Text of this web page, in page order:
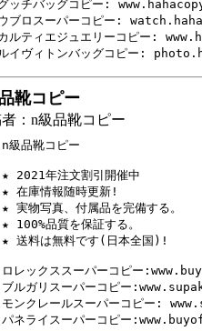
ッチバッグコピー:
ブロスーパーコピー:
ルティエジュエリーコピー:
イヴィトンバッグコピー:
靴コピー
：n級品靴コピー
n級品靴コピー
★ 2021年注文割引開催中
★ 在庫情報随時更新!
★ 実物写真、付属品を完備する。
★ 100%品質を保証する。
★ 送料は無料です(日本全国)!
ロレックススーパーコピー
ブルガリスーパーコピー
モンクレールスーパーコピー: